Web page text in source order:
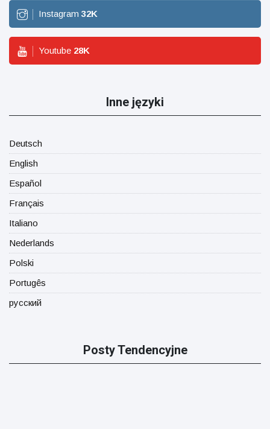
Instagram 32K
Youtube 28K
Inne języki
Deutsch
English
Español
Français
Italiano
Nederlands
Polski
Portugês
русский
Posty Tendencyjne